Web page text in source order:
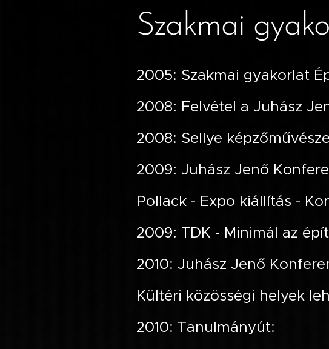
Szakmai
2005: Szakmai gyakorlat
2008: Felvétel a Juhász
2008: Sellye
2009: Juhász Jenő
Pollack - Expo kiállítás -
2009: TDK - Minimál az
2010: Juhász Jenő
Kültéri közösségi helyek
2010: Tanulmányút: